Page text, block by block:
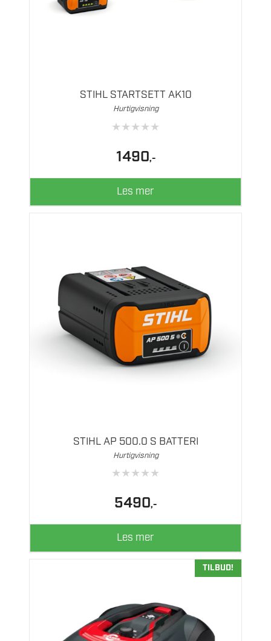
STIHL STARTSETT AK10
Hurtigvisning
★★★★★
1490,-
Les mer
STIHL AP 500.0 S BATTERI
Hurtigvisning
★★★★★
5490,-
Les mer
TILBUD!